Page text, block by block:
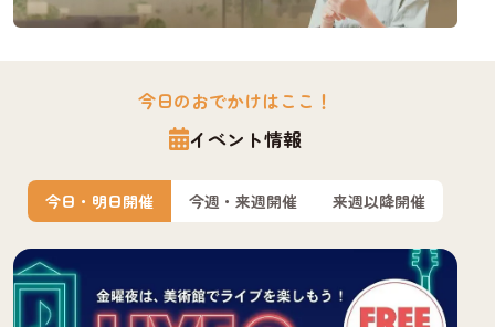
今日のおでかけはここ！
イベント情報
今日・明日開催 今週・来週開催 来週以降開催